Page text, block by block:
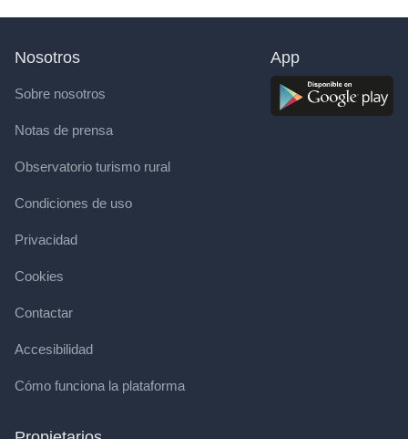
Nosotros
Sobre nosotros
Notas de prensa
Observatorio turismo rural
Condiciones de uso
Privacidad
Cookies
Contactar
Accesibilidad
Cómo funciona la plataforma
App